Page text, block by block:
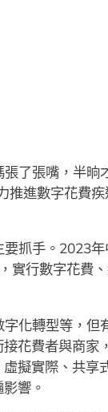
了張嘴，半晌
推進數字花費
抓手。2023
實行數字花費
化轉型等，但
花費者與商家
擬實際、共享
響。